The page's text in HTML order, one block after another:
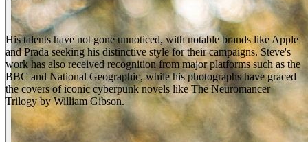
His talents have not gone unnoticed, with notable brands like Apple
and Prada seeking his distinctive style for their campaigns. Steve's
work has also received recognition from major platforms such as the
BBC and National Geographic, while his photographs have graced
the covers of iconic cyberpunk novels like The Neuromancer
Trilogy by William Gibson.